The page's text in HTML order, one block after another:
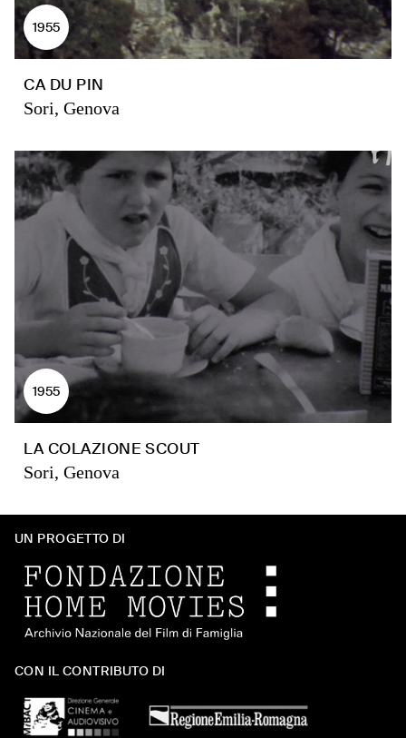
1955
CA DU PIN
Sori, Genova
1955
LA COLAZIONE SCOUT
Sori, Genova
UN PROGETTO DI
CON IL CONTRIBUTO DI